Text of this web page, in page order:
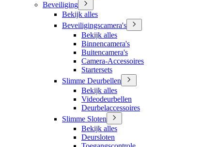
Beveiliging
Bekijk alles
Beveiligingscamera's
Bekijk alles
Binnencamera's
Buitencamera's
Camera-Accessoires
Startersets
Slimme Deurbellen
Bekijk alles
Videodeurbellen
Deurbelaccessoires
Slimme Sloten
Bekijk alles
Deursloten